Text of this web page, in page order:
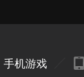
手机游戏